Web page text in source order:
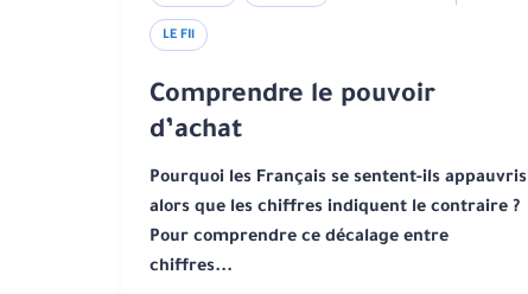
LE FIl
Comprendre le pouvoir
d’achat
Pourquoi les Français se sentent-ils appauvris
alors que les chiffres indiquent le contraire ?
Pour comprendre ce décalage entre
chiffres...